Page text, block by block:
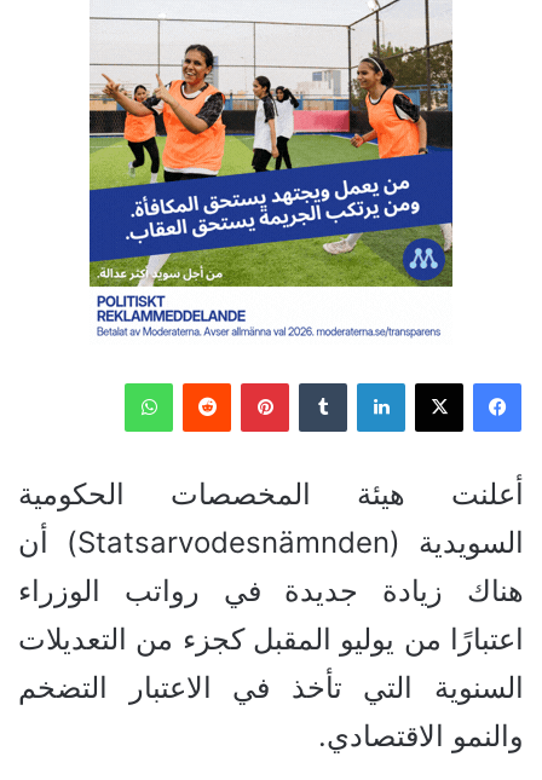
فيسبوك لينكدإن بينتيريست
أعلنت هيئة المخصصات الحكومية
السويدية (Statsarvodesnämnden) أن
هناك زيادة جديدة في رواتب الوزراء
اعتبارًا من يوليو المقبل كجزء من التعديلات
السنوية التي تأخذ في الاعتبار التضخم
والنمو الاقتصادي.